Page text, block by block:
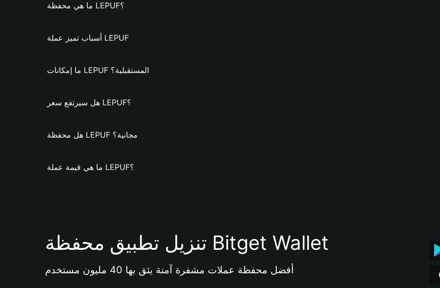
ما هي محفظة LEPUF؟
أسباب تميز عملة LEPUF
ما إمكانات LEPUF المستقبلية؟
هل سيرتفع سعر LEPUF؟
هل محفظة LEPUF مجانية؟
ما هي قيمة عملة LEPUF؟
تنزيل تطبيق محفظة Bitget Wallet
أفضل محفظة عملات مشفرة آمنة يثق بها 40 مليون مستخدم